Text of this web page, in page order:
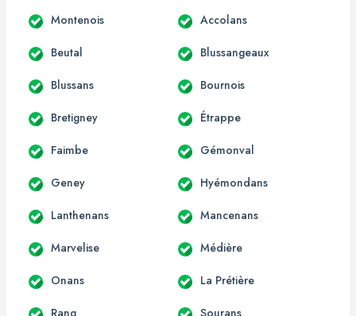
Montenois Accolans
Beutal Blussangeaux
Blussans Bournois
Bretigney Étrappe
Faimbe Gémonval
Geney Hyémondans
Lanthenans Mancenans
Marvelise Médière
Onans La Prétière
Rang Sourans